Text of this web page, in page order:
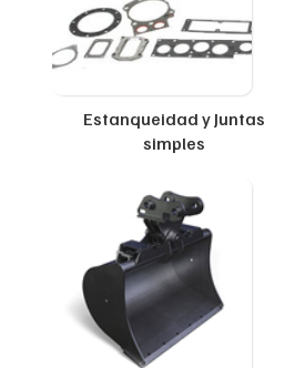
Estanqueidad y Juntas
simples